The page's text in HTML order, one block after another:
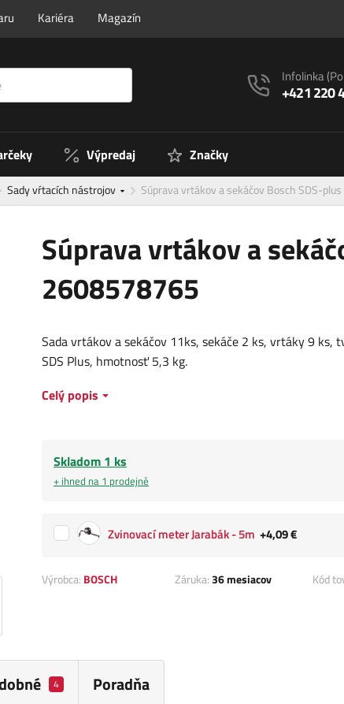
Kariéra Magazín
Infolinka
+421 220
Výpredaj Značky
Sady vŕtacích nástrojov Súprava vrtákov a sekáčov Bosch SDS-
Súprava vrtákov a
2608578765
Sada vrtákov a sekáčov 11ks, sekáče 2 ks, vrtáky 9 ks,
SDS Plus, hmotnosť 5,3 kg.
Celý popis
Skladom 1 ks
+ ihned na 1 prodejně
Zvinovací meter Jarabák - 5m +4,09 €
Výrobca: BOSCH Záruka:36 mesiacov Kód
4 Poradňa